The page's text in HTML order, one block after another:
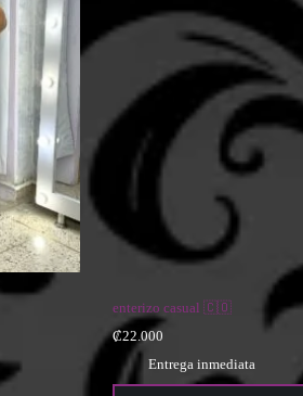
enterizo casual 🇨🇴
₡22.000
Entrega inmediata